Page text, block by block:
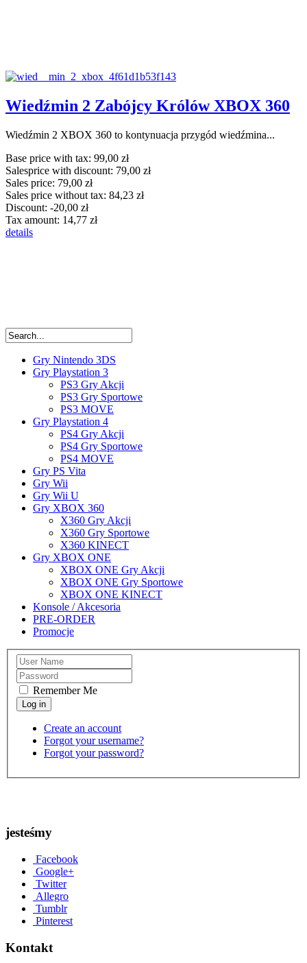
Wiedźmin 2 Zabójcy Królów XBOX 360
Wiedźmin 2 XBOX 360 to kontynuacja przygód wiedźmina...
Base price with tax: 99,00 zł
Salesprice with discount: 79,00 zł
Sales price: 79,00 zł
Sales price without tax: 84,23 zł
Discount: -20,00 zł
Tax amount: 14,77 zł
details
Gry Nintendo 3DS
Gry Playstation 3
PS3 Gry Akcji
PS3 Gry Sportowe
PS3 MOVE
Gry Playstation 4
PS4 Gry Akcji
PS4 Gry Sportowe
PS4 MOVE
Gry PS Vita
Gry Wii
Gry Wii U
Gry XBOX 360
X360 Gry Akcji
X360 Gry Sportowe
X360 KINECT
Gry XBOX ONE
XBOX ONE Gry Akcji
XBOX ONE Gry Sportowe
XBOX ONE KINECT
Konsole / Akcesoria
PRE-ORDER
Promocje
Remember Me
Create an account
Forgot your username?
Forgot your password?
jesteśmy
Facebook
Google+
Twitter
Allegro
Tumblr
Pinterest
Kontakt